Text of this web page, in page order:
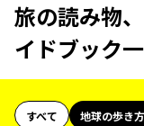
旅の読み物
イドブック
すべて 地球の歩き